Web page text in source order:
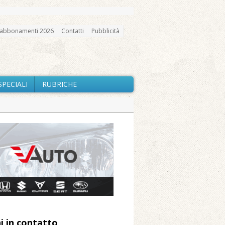
2026 Contatti Pubblicità
RUBRICHE
Barone
prestazioni